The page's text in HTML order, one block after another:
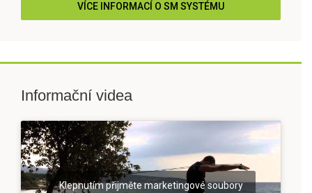
VÍCE INFORMACÍ O SM SYSTÉMU
Informační videa
Klepnutím přijměte marketingové soubory